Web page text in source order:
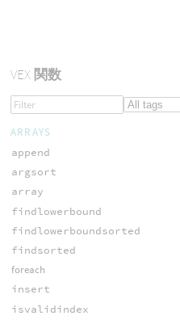
VEX関数
ARRAYS
append
argsort
array
findlowerbound
findlowerboundsorted
findsorted
foreach
insert
isvalidindex